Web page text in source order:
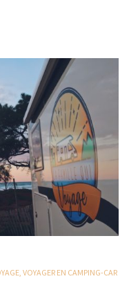
, VOYAGER EN CAMPING-CAR